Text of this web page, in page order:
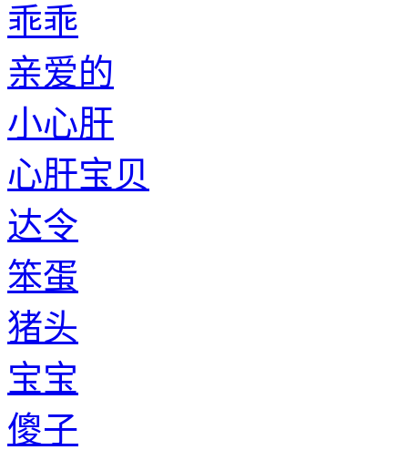
乖乖
亲爱的
小心肝
心肝宝贝
达令
笨蛋
猪头
宝宝
傻子